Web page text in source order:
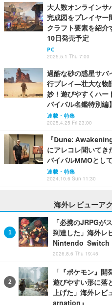
大人数オンライン
完成図をプレイヤー
クラフト要素を紹
10日発売予定
PC
2025.5.1 Thu 7:00
過酷な砂の惑星サ
行プレイ―壮大な物
妙！遊びやすくハー
バイバル名鑑特別編】
連載・特集
2025.4.25 Fri 23:00
『Dune:
にアレコレ聞いてき
バイバルMMOとし
連載・特集
2024.10.6 Sun 11:30
海外レビューア
「必携のJRPGが
到達した」海外レ
Nintendo Switch
2026.8.6 Thu 19:45
「『ポケモン』開
遊びやすい形に落
上げた」海外レ
arnation』